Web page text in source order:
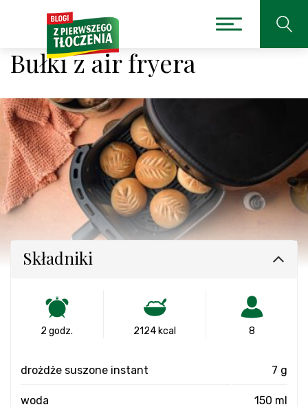
Bułki z air fryera
Składniki
2 godz. 2124 kcal 8
drożdże suszone instant 7 g
woda 150 ml